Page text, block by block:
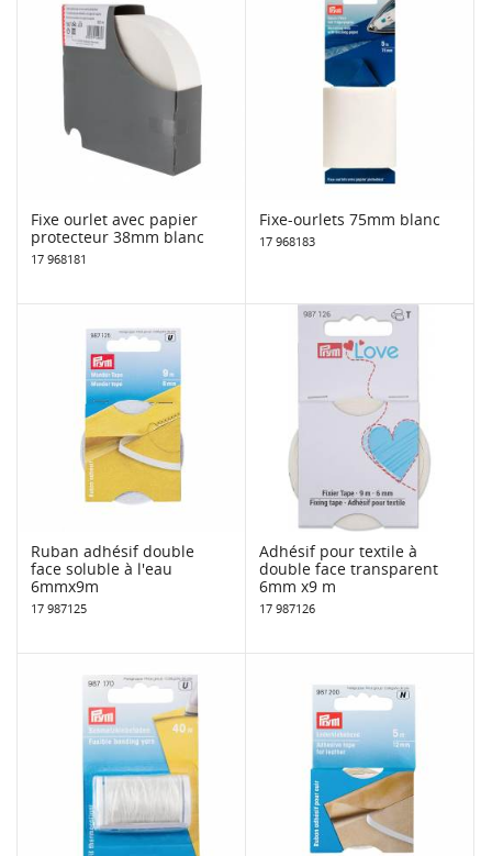
Fixe ourlet avec papier
protecteur 38mm blanc
17 968181
Fixe-ourlets 75mm blanc
17 968183
Ruban adhésif double
face soluble à l'eau
6mmx9m
17 987125
Adhésif pour textile à
double face transparent
6mm x9 m
17 987126